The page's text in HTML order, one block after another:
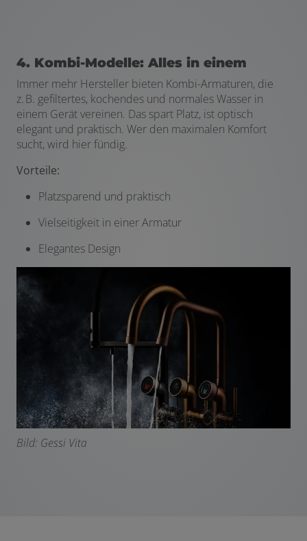
4. Kombi-Modelle: Alles in einem
Immer mehr Hersteller bieten Kombi-Armaturen, die
z. B. gefiltertes, kochendes und normales Wasser in
einem Gerät vereinen. Das spart Platz, ist optisch
elegant und praktisch. Wer den maximalen Komfort
sucht, wird hier fündig.
Vorteile:
Platzsparend und praktisch
Vielseitigkeit in einer Armatur
Elegantes Design
Bild: Gessi Vita